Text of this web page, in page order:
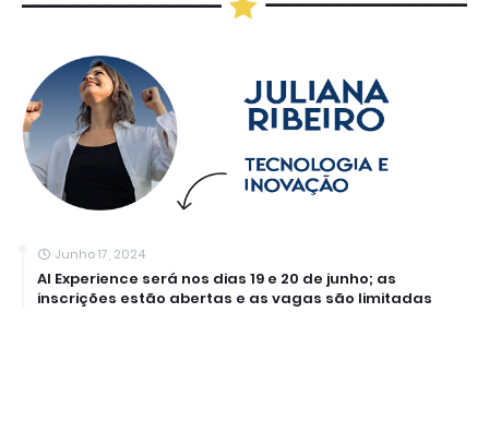
Junho 17, 2024
AI Experience será nos dias 19 e 20 de junho; as
inscrições estão abertas e as vagas são limitadas